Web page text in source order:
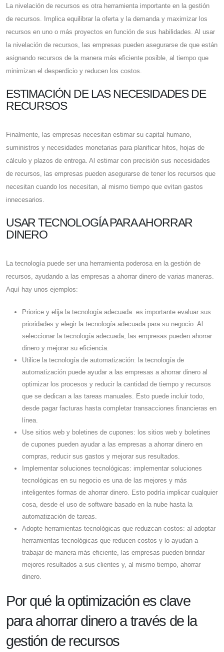
La nivelación de recursos es otra herramienta importante en la gestión
de recursos. Implica equilibrar la oferta y la demanda y maximizar los
recursos en uno o más proyectos en función de sus habilidades. Al usar
la nivelación de recursos, las empresas pueden asegurarse de que están
asignando recursos de la manera más eficiente posible, al tiempo que
minimizan el desperdicio y reducen los costos.
ESTIMACIÓN DE LAS NECESIDADES DE
RECURSOS
Finalmente, las empresas necesitan estimar su capital humano,
suministros y necesidades monetarias para planificar hitos, hojas de
cálculo y plazos de entrega. Al estimar con precisión sus necesidades
de recursos, las empresas pueden asegurarse de tener los recursos que
necesitan cuando los necesitan, al mismo tiempo que evitan gastos
innecesarios.
USAR TECNOLOGÍA PARA AHORRAR
DINERO
La tecnología puede ser una herramienta poderosa en la gestión de
recursos, ayudando a las empresas a ahorrar dinero de varias maneras.
Aquí hay unos ejemplos:
Priorice y elija la tecnología adecuada: es importante evaluar sus
prioridades y elegir la tecnología adecuada para su negocio. Al
seleccionar la tecnología adecuada, las empresas pueden ahorrar
dinero y mejorar su eficiencia.
Utilice la tecnología de automatización: la tecnología de
automatización puede ayudar a las empresas a ahorrar dinero al
optimizar los procesos y reducir la cantidad de tiempo y recursos
que se dedican a las tareas manuales. Esto puede incluir todo,
desde pagar facturas hasta completar transacciones financieras en
línea.
Use sitios web y boletines de cupones: los sitios web y boletines
de cupones pueden ayudar a las empresas a ahorrar dinero en
compras, reducir sus gastos y mejorar sus resultados.
Implementar soluciones tecnológicas: implementar soluciones
tecnológicas en su negocio es una de las mejores y más
inteligentes formas de ahorrar dinero. Esto podría implicar cualquier
cosa, desde el uso de software basado en la nube hasta la
automatización de tareas.
Adopte herramientas tecnológicas que reduzcan costos: al adoptar
herramientas tecnológicas que reducen costos y lo ayudan a
trabajar de manera más eficiente, las empresas pueden brindar
mejores resultados a sus clientes y, al mismo tiempo, ahorrar
dinero.
Por qué la optimización es clave
para ahorrar dinero a través de la
gestión de recursos